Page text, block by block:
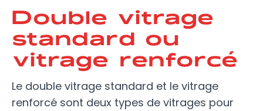
Double vitrage
standard ou
vitrage renforcé
Le double vitrage standard et le vitrage
renforcé sont deux types de vitrages pour